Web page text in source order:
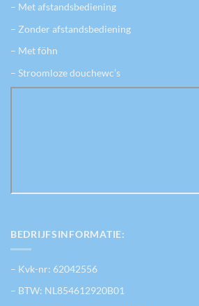
– Met afstandsbediening
– Zonder afstandsbediening
– Met föhn
– Stroomloze douchewc’s
BEDRIJFSINFORMATIE:
– Kvk-nr: 62042556
– BTW: NL854612920B01